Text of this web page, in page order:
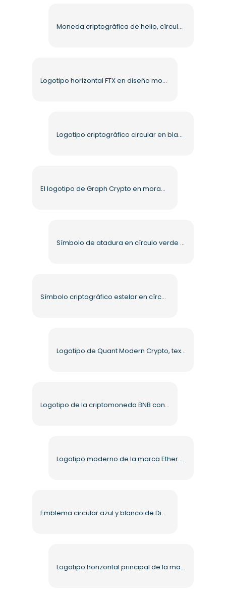
Moneda criptográfica de helio, círculo negro monocromático, PNG gratis
Logotipo horizontal FTX en diseño moderno PNG gratuito
Logotipo criptográfico circular en blanco y negro de XRP PNG gratis
El logotipo de Graph Crypto en morado y negro PNG gratis
Símbolo de atadura en círculo verde PNG de alta calidad gratis
Símbolo criptográfico estelar en círculo en blanco y negro PNG gratis
Logotipo de Quant Modern Crypto, texto negro, PNG gratis
Logotipo de la criptomoneda BNB con texto amarillo PNG gratis
Logotipo moderno de la marca Ethereum con texto negro PNG gratis
Emblema circular azul y blanco de Diners Club International, PNG gratis
Logotipo horizontal principal de la marca SEPA con símbolo del euro PNG gratuito